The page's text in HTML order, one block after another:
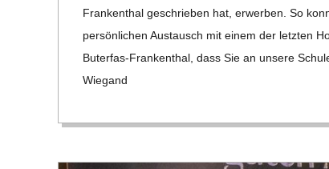
U
L
E
Fran­ken­­thal geschrie­ben hat, erwer­ben. So
per­sön­li­chen Aus­tausch mit einem der letz­ten
Buter­­fas-Fran­ken­­thal, dass Sie an unsere
Wie­gand